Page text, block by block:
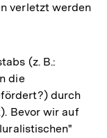
verletzt werden
(z. B.:
die
durch
Bevor wir auf